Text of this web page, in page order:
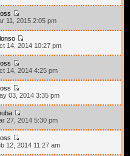
11, 2015 2:05 pm
14, 2014 10:27 pm
14, 2014 4:25 pm
03, 2014 3:35 pm
27, 2014 5:30 pm
12, 2014 11:27 am